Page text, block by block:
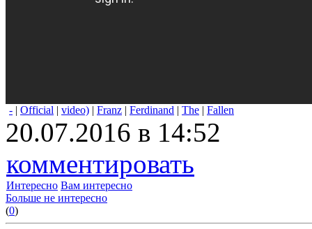
- | Official | video) | Franz | Ferdinand | The | Fallen
20.07.2016 в 14:52
комментировать
Интересно Вам интересно
Больше не интересно
(0)